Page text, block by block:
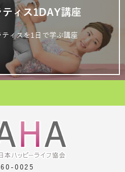
ィス1DAY講座
ィスを1日で学ぶ講座
0025